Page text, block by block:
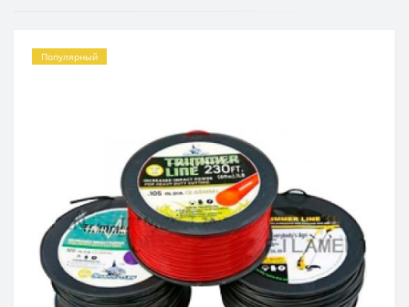
Популярный